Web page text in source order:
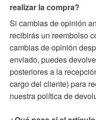
realizar la compra?
Si cambias de opinión
recibirás un reembolso
cambias de opinión
enviado, puedes
posteriores a la
cargo del cliente) para
nuestra política de